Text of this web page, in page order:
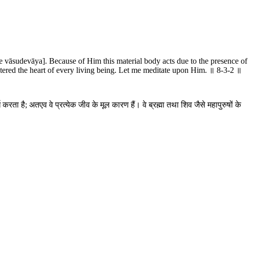
Because of Him this material body acts due to the presence of
the heart of every living being. Let me meditate upon Him. ॥ 8-3-2 ॥
है; अतएव वे प्रत्येक जीव के मूल कारण हैं। वे ब्रह्मा तथा शिव जैसे महापुरुषों के